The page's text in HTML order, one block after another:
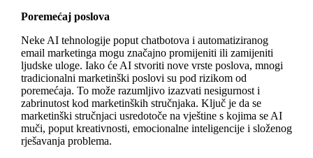
Poremećaj poslova
Neke AI tehnologije poput chatbotova i automatiziranog
email marketinga mogu značajno promijeniti ili zamijeniti
ljudske uloge. Iako će AI stvoriti nove vrste poslova, mnogi
tradicionalni marketinški poslovi su pod rizikom od
poremećaja. To može razumljivo izazvati nesigurnost i
zabrinutost kod marketinških stručnjaka. Ključ je da se
marketinški stručnjaci usredotoče na vještine s kojima se AI
muči, poput kreativnosti, emocionalne inteligencije i složenog
rješavanja problema.